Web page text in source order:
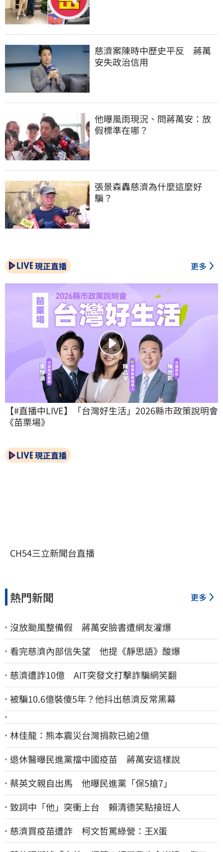
慈濟案陳時中歷史平反　蔣萬
安失政治信用
他曝風雨現況、問蔣萬安：放
假標準在哪？
張景森轟慈濟為什麼這麼好
騙？
現正直播 更多
【#直播中LIVE】「台灣好生活」2026縣市政策說明會
《苗栗場》
現正直播
CH54三立新聞台直播
熱門新聞 更多
沒放颱風整備假 蔣萬安臉書遭網友灌爆
看完慈濟內部信失望 他提《靜思語》酸爆
慈濟遭詐10億 AIT突發文打擊詐騙網笑翻
被騙10.6億裝傻5年？他抖出慈濟反常黑幕
林佳龍：熊本震災台灣捐款已逾2億
退休醫曝民進黨擋中國疫苗 蔣萬安這樣說
蔡英文親自出馬 他曝民進黨「保5搶7」
致詞中「他」突衝上台 賴清德笑點接班人
慈濟買疫苗遭詐 柯文哲罵綠營：王X蛋